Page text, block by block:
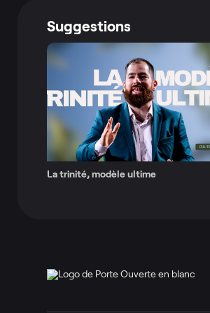
Suggestions
La trinité, modèle ultime